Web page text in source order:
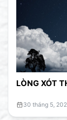
LÒNG XÓT
30 tháng 5,